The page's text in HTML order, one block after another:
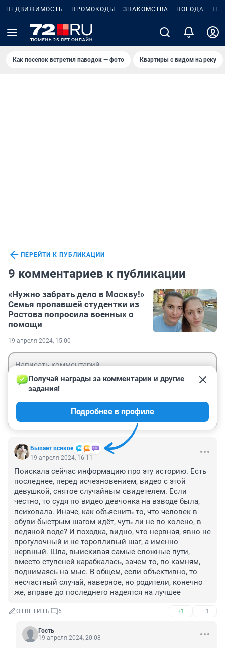
НЕДВИЖИМОСТЬ ПРОМОКОДЫ ЗНАКОМСТВА ПОГОДА
Как поселок встретил паводок — фото Квартиры с видом на реку
ПЕРЕЙТИ К ПУБЛИКАЦИИ
9 комментариев к публикации
«Нужно забрать дело в Москву!»
Семья пропавшей студентки из
Ростова попросила военных о
помощи
19 апреля 2024, 15:00
Бывает всякое
Получай награды за комментарии и другие
задания!
Подробнее в профиле
19 апреля 2024, 16:11
Поискала сейчас информацию про эту историю. Есть
последнее, перед исчезновением, видео с этой
девушкой, снятое случайным свидетелем. Если
честно, то судя по видео девчонка на взводе была,
психовала. Иначе, как объяснить то, что человек в
обуви быстрым шагом идёт, чуть ли не по колено, в
ледяной воде? И походка, видно, что нервная, явно не
прогулочный и не торопливый шаг, а именно
нервный. Шла, выискивая самые сложные пути,
вместо ступеней карабкалась, зачем то, по камням,
поднимаясь на мыс. В общем, если объективно, то
несчастный случай, наверное, но родители, конечно
же, вправе до последнего надеятся на лучшее
ОТВЕТИТЬ 6 +1 –1
Гость
19 апреля 2024, 20:08